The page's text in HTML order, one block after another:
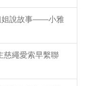
姐說故事——小雅
慈繩愛索早繫聯